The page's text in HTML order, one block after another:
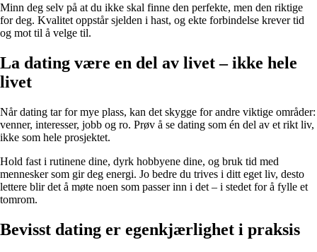
Minn deg selv på at du ikke skal finne den perfekte, men den riktige
for deg. Kvalitet oppstår sjelden i hast, og ekte forbindelse krever tid
og mot til å velge til.
La dating være en del av livet – ikke hele
livet
Når dating tar for mye plass, kan det skygge for andre viktige områder:
venner, interesser, jobb og ro. Prøv å se dating som én del av et rikt liv,
ikke som hele prosjektet.
Hold fast i rutinene dine, dyrk hobbyene dine, og bruk tid med
mennesker som gir deg energi. Jo bedre du trives i ditt eget liv, desto
lettere blir det å møte noen som passer inn i det – i stedet for å fylle et
tomrom.
Bevisst dating er egenkjærlighet i praksis